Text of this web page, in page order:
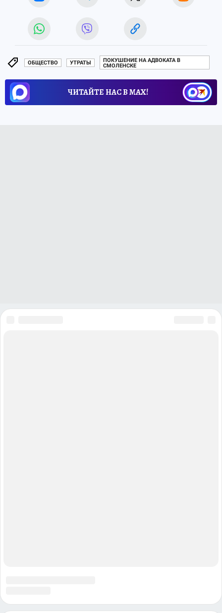
ОБЩЕСТВО УТРАТЫ
ПОКУШЕНИЕ НА АДВОКАТА В
СМОЛЕНСКЕ
ЧИТАЙТЕ НАС В МАХ!